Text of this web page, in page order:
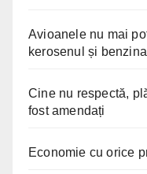
Avioanele nu mai
kerosenul și
Cine nu respectă,
fost amendați
Economie cu orice